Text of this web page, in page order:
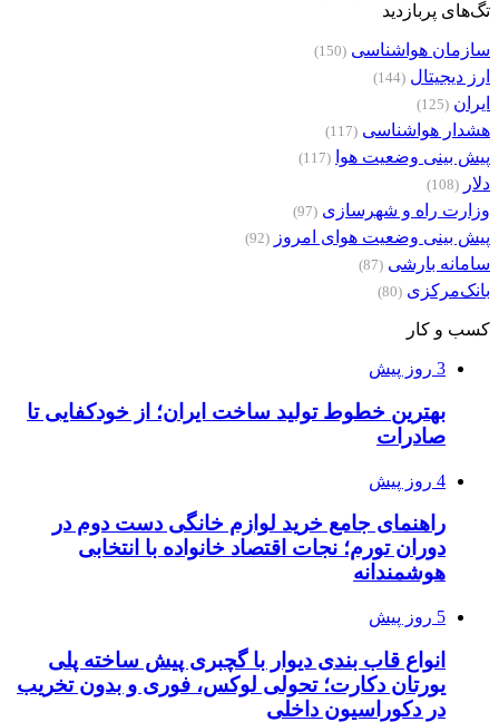
تگ‌های پربازدید
سازمان هواشناسی (150)
ارز دیجیتال (144)
ایران (125)
هشدار هواشناسی (117)
پیش بینی وضعیت هوا (117)
دلار (108)
وزارت راه و شهرسازی (97)
پیش بینی وضعیت هوای امروز (92)
سامانه بارشی (87)
بانک‌مرکزی (80)
کسب و کار
3 روز پیش
بهترین خطوط تولید ساخت ایران؛ از خودکفایی تا
صادرات
4 روز پیش
راهنمای جامع خرید لوازم خانگی دست دوم در
دوران تورم؛ نجات اقتصاد خانواده با انتخابی
هوشمندانه
5 روز پیش
انواع قاب بندی دیوار با گچبری پیش ساخته پلی
یورتان دکارت؛ تحولی لوکس، فوری و بدون تخریب
در دکوراسیون داخلی